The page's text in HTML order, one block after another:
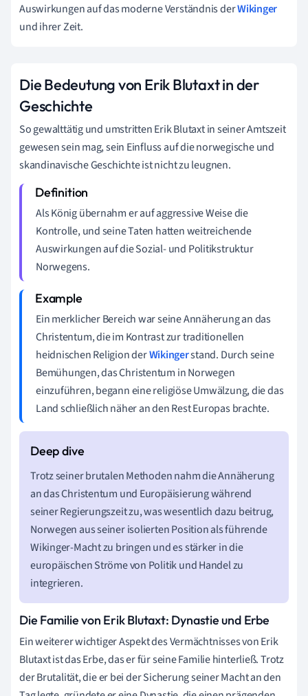
Auswirkungen auf das moderne Verständnis derWikinger
und ihrer Zeit.
Die Bedeutung von Erik Blutaxt in der
Geschichte
So gewalttätig und umstritten Erik Blutaxt in seiner Amtszeit
gewesen sein mag, sein Einfluss auf die norwegische und
skandinavische Geschichte ist nicht zu leugnen.
Als König übernahm er auf aggressive Weise die
Kontrolle, und seine Taten hatten weitreichende
Auswirkungen auf die Sozial- und Politikstruktur
Norwegens.
Ein merklicher Bereich war seine Annäherung an das
Christentum, die im Kontrast zur traditionellen
heidnischen Religion derWikingerstand. Durch seine
Bemühungen, das Christentum in Norwegen
einzuführen, begann eine religiöse Umwälzung, die das
Land schließlich näher an den Rest Europas brachte.
Trotz seiner brutalen Methoden nahm die Annäherung
an das Christentum und Europäisierung während
seiner Regierungszeit zu, was wesentlich dazu beitrug,
Norwegen aus seiner isolierten Position als führende
Wikinger-Macht zu bringen und es stärker in die
europäischen Ströme von Politik und Handel zu
integrieren.
Die Familie von Erik Blutaxt: Dynastie und Erbe
Ein weiterer wichtiger Aspekt des Vermächtnisses von Erik
Blutaxt ist das Erbe, das er für seine Familie hinterließ. Trotz
der Brutalität, die er bei der Sicherung seiner Macht an den